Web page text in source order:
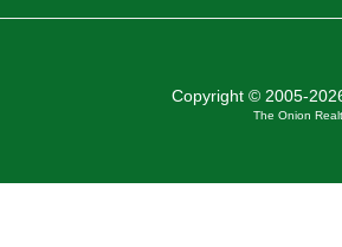
Copyright © 2005-
The Onion